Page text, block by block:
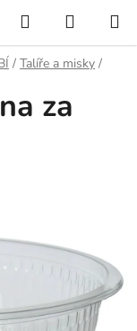
Hledat
KOŠÍK
/ Talíře a misky /
za